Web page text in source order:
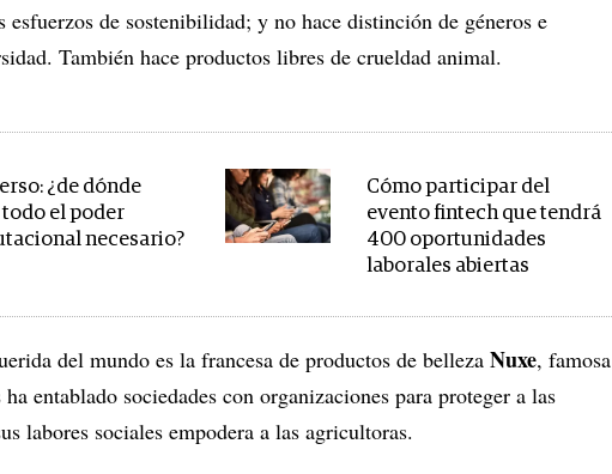
esfuerzos de sostenibilidad; y no hace distinción de géneros e
También hace productos libres de crueldad animal.
¿de dónde
el poder
necesario?
Cómo participar del
evento fintech que tendrá
400 oportunidades
laborales abiertas
del mundo es la francesa de productos de belleza Nuxe, famosa
entablado sociedades con organizaciones para proteger a las
labores sociales empodera a las agricultoras.